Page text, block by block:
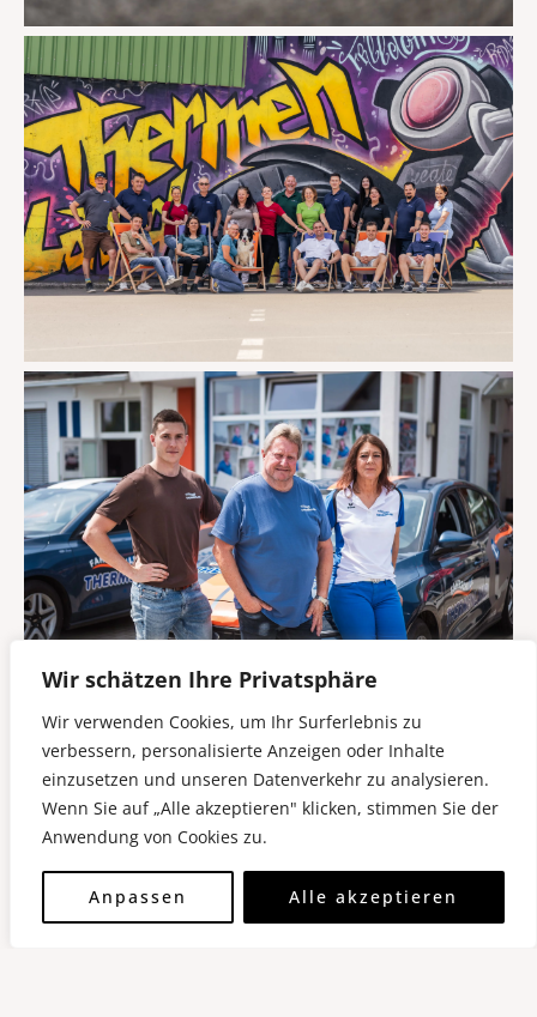
Wir schätzen Ihre Privatsphäre
Wir verwenden Cookies, um Ihr Surferlebnis zu
verbessern, personalisierte Anzeigen oder Inhalte
einzusetzen und unseren Datenverkehr zu analysieren.
Wenn Sie auf „Alle akzeptieren" klicken, stimmen Sie der
Anwendung von Cookies zu.
Anpassen Alle akzeptieren